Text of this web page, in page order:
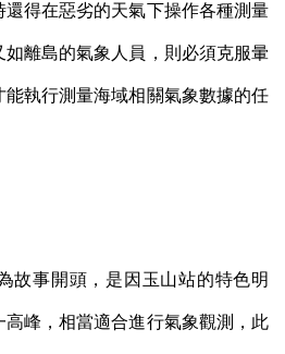
得在惡劣的天氣下操作各種測量
離島的氣象人員，則必須克服暈
執行測量海域相關氣象數據的任
故事開頭，是因玉山站的特色明
峰，相當適合進行氣象觀測，此